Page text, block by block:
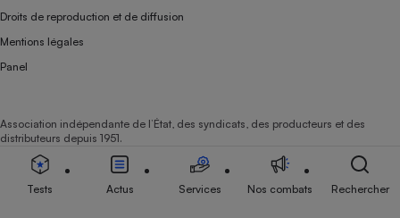
Droits de reproduction et de diffusion
Mentions légales
Panel
Association indépendante de l’État, des syndicats, des producteurs et des
distributeurs depuis 1951.
Tests Actus Services Nos combats Rechercher